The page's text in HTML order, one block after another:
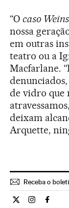
“O caso
nossa
em outras
teatro ou a
Macfarlane.
de vidro que
deixam
Arquette,
Receba o
Cultura El País
Cultura El